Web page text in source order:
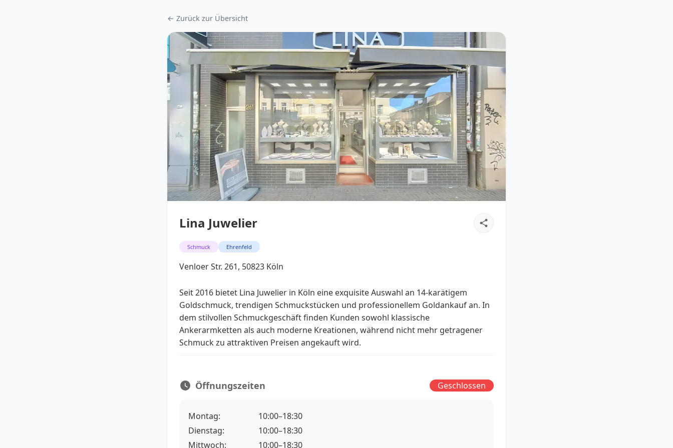
← Zurück zur Übersicht
Lina Juwelier
Schmuck Ehrenfeld
Venloer Str. 261, 50823 Köln
Seit 2016 bietet Lina Juwelier in Köln eine exquisite Auswahl an 14-karätigem
Goldschmuck, trendigen Schmuckstücken und professionellem Goldankauf an. In
dem stilvollen Schmuckgeschäft finden Kunden sowohl klassische
Ankerarmketten als auch moderne Kreationen, während nicht mehr getragener
Schmuck zu attraktiven Preisen angekauft wird.
Öffnungszeiten Geschlossen
Montag:
10:00–18:30
Dienstag:
10:00–18:30
Mittwoch:
10:00–18:30